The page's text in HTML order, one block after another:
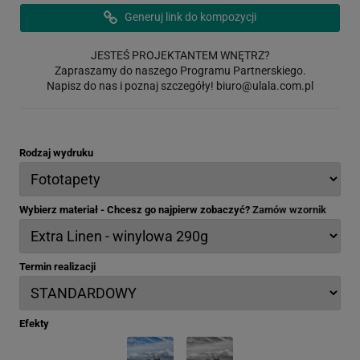
Generuj link do kompozycji
JESTEŚ PROJEKTANTEM WNĘTRZ?
Zapraszamy do naszego Programu Partnerskiego.
Napisz do nas i poznaj szczegóły! biuro@ulala.com.pl
Rodzaj wydruku
Wybierz materiał - Chcesz go najpierw zobaczyć? Zamów wzornik
Termin realizacji
Efekty